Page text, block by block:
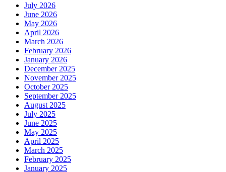
July 2026
June 2026
May 2026
April 2026
March 2026
February 2026
January 2026
December 2025
November 2025
October 2025
September 2025
August 2025
July 2025
June 2025
May 2025
April 2025
March 2025
February 2025
January 2025